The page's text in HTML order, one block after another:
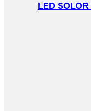
LED SOLOR